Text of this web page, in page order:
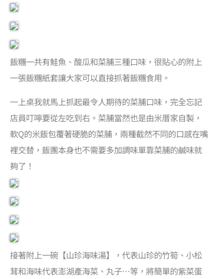
飯糰一共有鮭魚、酸瓜和菜脯三種口味，很貼心的附上
一張飯糰紙套讓大家可以直接抓著飯糰食用。
一上桌我就馬上抓起最令人期待的菜脯口味，完全忘記
店員叮嚀要從左吃到右。菜脯當然也是由米厝家自製，
軟Q的米飯包覆著硬脆的菜脯，兩種截然不同的口感在嘴
裡交替，飯團本身也不需要多加調味單靠菜脯的鹹味就
夠了！
接著附上一碗【山珍海味湯】，代表山珍的竹筍、小松
茸和海味代表澎湖產海菜、丸子…等，將簡單的紫菜蛋